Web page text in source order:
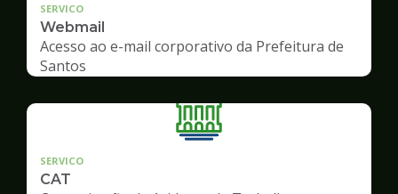
SERVICO
Webmail
Acesso ao e-mail corporativo da Prefeitura de
Santos
SERVICO
CAT